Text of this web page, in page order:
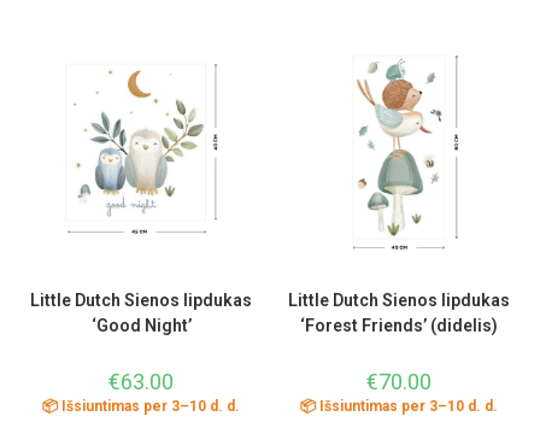
Little Dutch Sienos lipdukas
‘Good Night’
€63.00
📦 Išsiuntimas per 3–10 d. d.
Little Dutch Sienos lipdukas
‘Forest Friends’ (didelis)
€70.00
📦 Išsiuntimas per 3–10 d. d.